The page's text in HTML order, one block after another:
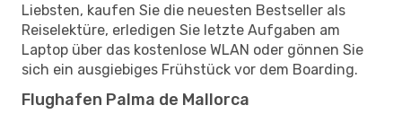
Liebsten, kaufen Sie die neuesten Bestseller als
Reiselektüre, erledigen Sie letzte Aufgaben am
Laptop über das kostenlose WLAN oder gönnen Sie
sich ein ausgiebiges Frühstück vor dem Boarding.
Flughafen Palma de Mallorca